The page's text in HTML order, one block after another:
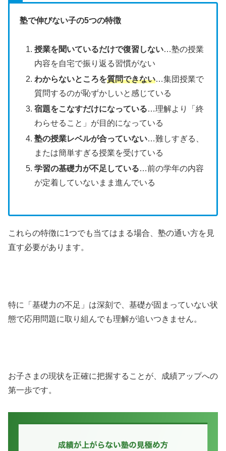
塾で伸びない子の5つの特徴
授業を聞いているだけで復習しない…塾の授業
内容を自宅で振り返る習慣がない
わからないところを質問できない…集団授業で
質問するのが恥ずかしいと感じている
宿題をこなすだけになっている…理解より「終
わらせること」が目的になっている
塾の授業レベルが合っていない…難しすぎる、
または簡単すぎる授業を受けている
学習の基礎力が不足している…前の学年の内容
が定着していないまま進んでいる
これらの特徴に1つでも当てはまる場合、塾の通い方を見
直す必要があります。
特に「基礎力の不足」は深刻で、基礎が固まっていない状
態で応用問題に取り組んでも理解が追いつきません。
お子さまの現状を正確に把握することが、成績アップへの
第一歩です。